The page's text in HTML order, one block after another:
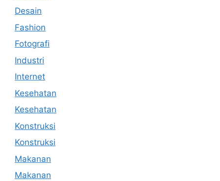
Desain
Fashion
Fotografi
Industri
Internet
Kesehatan
Kesehatan
Konstruksi
Konstruksi
Makanan
Makanan